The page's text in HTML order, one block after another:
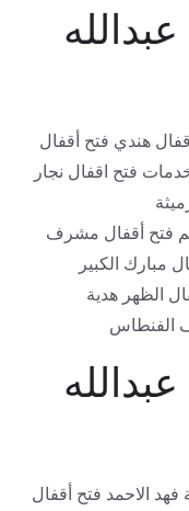
هندي فتح أقفال
فتح اقفال نجار
فتح أقفال مشرف
مبارك الكبير
الظهر هدية
الفنطاس
فهد الاحمد فتح أقفال